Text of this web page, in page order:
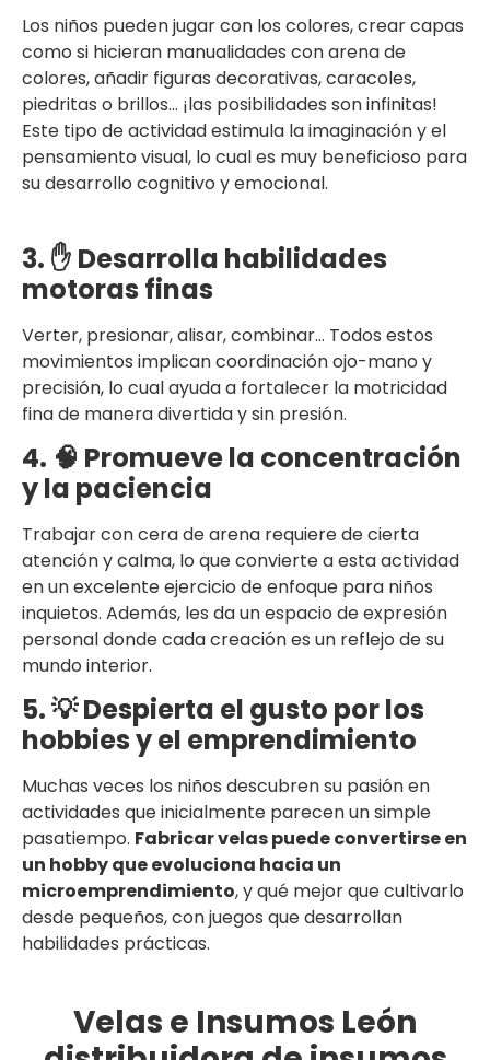
Los niños pueden jugar con los colores, crear capas
como si hicieran manualidades con arena de
colores, añadir figuras decorativas, caracoles,
piedritas o brillos… ¡las posibilidades son infinitas!
Este tipo de actividad estimula la imaginación y el
pensamiento visual, lo cual es muy beneficioso para
su desarrollo cognitivo y emocional.
3. ✋ Desarrolla habilidades
motoras finas
Verter, presionar, alisar, combinar… Todos estos
movimientos implican coordinación ojo-mano y
precisión, lo cual ayuda a fortalecer la motricidad
fina de manera divertida y sin presión.
4. 🧠 Promueve la concentración
y la paciencia
Trabajar con cera de arena requiere de cierta
atención y calma, lo que convierte a esta actividad
en un excelente ejercicio de enfoque para niños
inquietos. Además, les da un espacio de expresión
personal donde cada creación es un reflejo de su
mundo interior.
5. 💡 Despierta el gusto por los
hobbies y el emprendimiento
Muchas veces los niños descubren su pasión en
actividades que inicialmente parecen un simple
pasatiempo. Fabricar velas puede convertirse en
un hobby que evoluciona hacia un
microemprendimiento, y qué mejor que cultivarlo
desde pequeños, con juegos que desarrollan
habilidades prácticas.
Velas e Insumos León